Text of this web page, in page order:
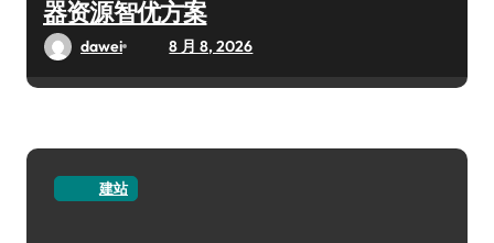
器资源智优方案
dawei 8 月 8, 2026
建站